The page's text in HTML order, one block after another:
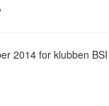
2014 for klubben